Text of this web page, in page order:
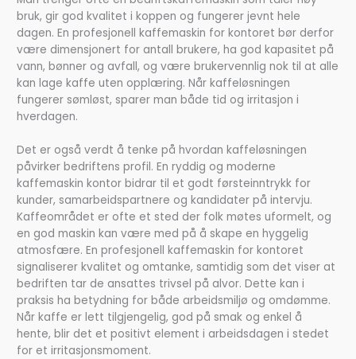
bruk, gir god kvalitet i koppen og fungerer jevnt hele
dagen. En profesjonell kaffemaskin for kontoret bør derfor
være dimensjonert for antall brukere, ha god kapasitet på
vann, bønner og avfall, og være brukervennlig nok til at alle
kan lage kaffe uten opplæring. Når kaffeløsningen
fungerer sømløst, sparer man både tid og irritasjon i
hverdagen.
Det er også verdt å tenke på hvordan kaffeløsningen
påvirker bedriftens profil. En ryddig og moderne
kaffemaskin kontor bidrar til et godt førsteinntrykk for
kunder, samarbeidspartnere og kandidater på intervju.
Kaffeområdet er ofte et sted der folk møtes uformelt, og
en god maskin kan være med på å skape en hyggelig
atmosfære. En profesjonell kaffemaskin for kontoret
signaliserer kvalitet og omtanke, samtidig som det viser at
bedriften tar de ansattes trivsel på alvor. Dette kan i
praksis ha betydning for både arbeidsmiljø og omdømme.
Når kaffe er lett tilgjengelig, god på smak og enkel å
hente, blir det et positivt element i arbeidsdagen i stedet
for et irritasjonsmoment.